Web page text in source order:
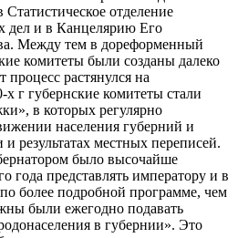
Статистическое отделение
дел и в Канцелярию Его
Между тем в дореформенный
комитеты были созданы далеко
процесс растянулся на
х г губернские комитеты стали
в которых регулярно
населения губерний и
и результатах местных переписей.
было высочайше
года представлять императору и в
более подробной программе, чем
были ежегодно подавать
в губернии». Это